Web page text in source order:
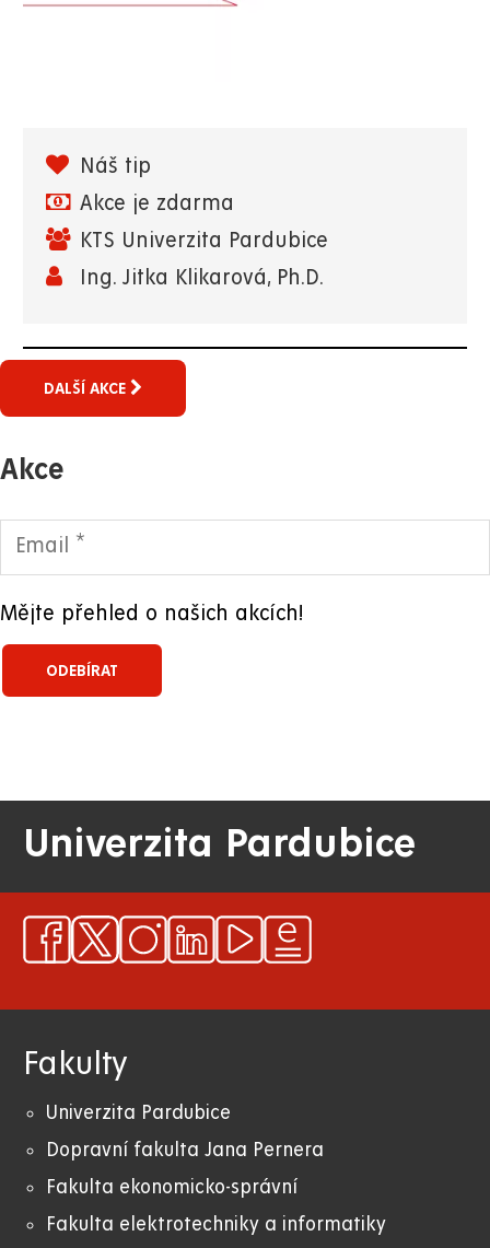
Náš tip
Akce je zdarma
KTS Univerzita Pardubice
Ing. Jitka Klikarová, Ph.D.
DALŠÍ AKCE
Akce
Mějte přehled o našich akcích!
Univerzita Pardubice
Fakulty
Univerzita Pardubice
Dopravní fakulta Jana Pernera
Fakulta ekonomicko-správní
Fakulta elektrotechniky a informatiky